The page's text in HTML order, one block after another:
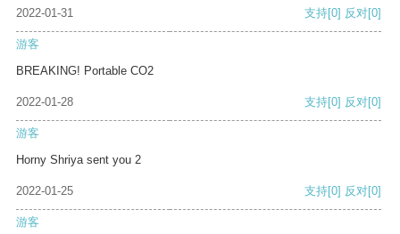
2022-01-31 支持[0] 反对[0]
游客
BREAKING! Portable CO2
2022-01-28 支持[0] 反对[0]
游客
Horny Shriya sent you 2
2022-01-25 支持[0] 反对[0]
游客